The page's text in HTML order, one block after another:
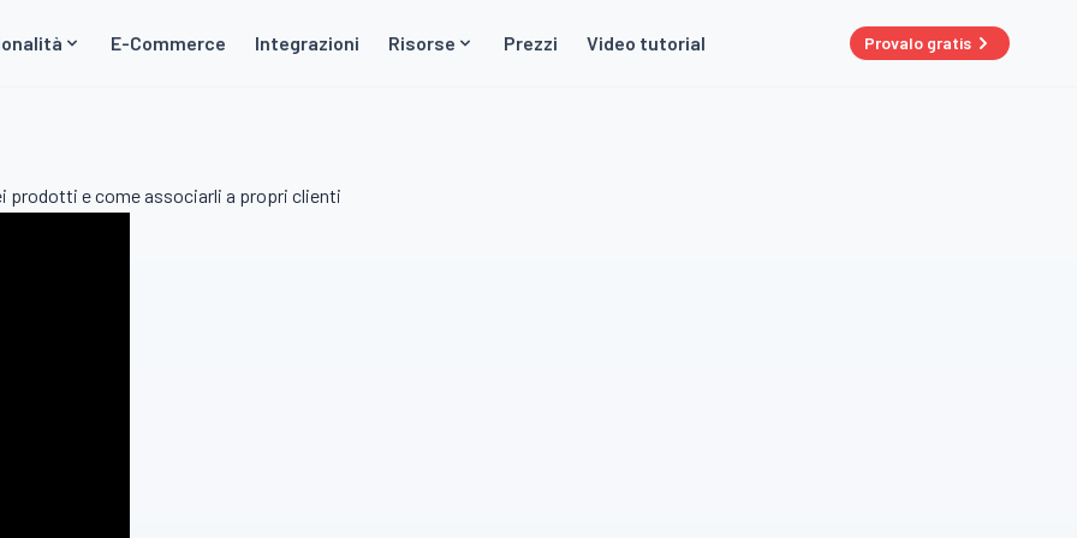
E-Commerce Integrazioni Risorse Prezzi Video tutorial Provalo gratis
prodotti e come associarli a propri clienti